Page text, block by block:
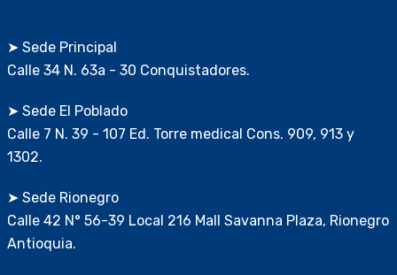
➤ Sede Principal
Calle 34 N. 63a - 30 Conquistadores.
➤ Sede El Poblado
Calle 7 N. 39 - 107 Ed. Torre medical Cons. 909, 913 y
1302.
➤ Sede Rionegro
Calle 42 N° 56-39 Local 216 Mall Savanna Plaza, Rionegro
Antioquia.